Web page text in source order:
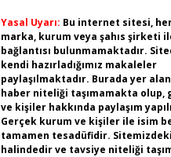
Yasal Uyarı: Bu internet sitesi,
marka, kurum veya şahıs şirketi
bağlantısı bulunmamaktadır.
kendi hazırladığımız makaleler
paylaşılmaktadır. Burada yer
haber niteliği taşımamakta olup,
ve kişiler hakkında paylaşım
Gerçek kurum ve kişiler ile isim
tamamen tesadüfidir.
halindedir ve tavsiye niteliği